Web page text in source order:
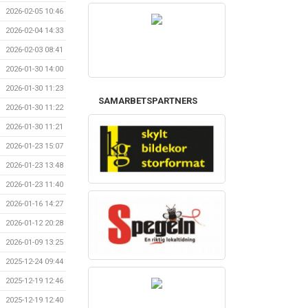
2026-02-05 10:46
2026-02-04 14:33
2026-02-03 08:41
2026-01-30 14:00
2026-01-30 11:23
2026-01-30 11:22
2026-01-30 11:21
2026-01-23 15:07
2026-01-23 13:48
2026-01-23 11:40
2026-01-16 14:27
2026-01-12 20:28
2026-01-09 13:25
2025-12-24 09:44
2025-12-19 12:46
2025-12-19 12:40
SAMARBETSPARTNERS